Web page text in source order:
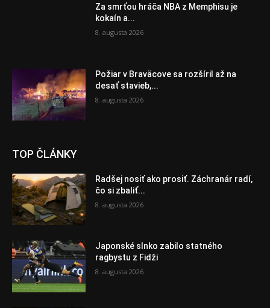
Za smrťou hráča NBA z Memphisu je
kokaín a...
8. augusta 2026
Požiar v Braväcove sa rozšíril až na
desať stavieb,...
8. augusta 2026
TOP ČLÁNKY
Radšej nosiť ako prosiť. Záchranár radí,
čo si zbaliť...
8. augusta 2026
Japonské slnko zabilo statného
ragbystu z Fidži
8. augusta 2026